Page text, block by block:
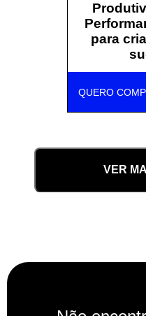
para
QUERO
VER